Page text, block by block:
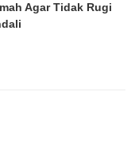
Agar Tidak Rugi